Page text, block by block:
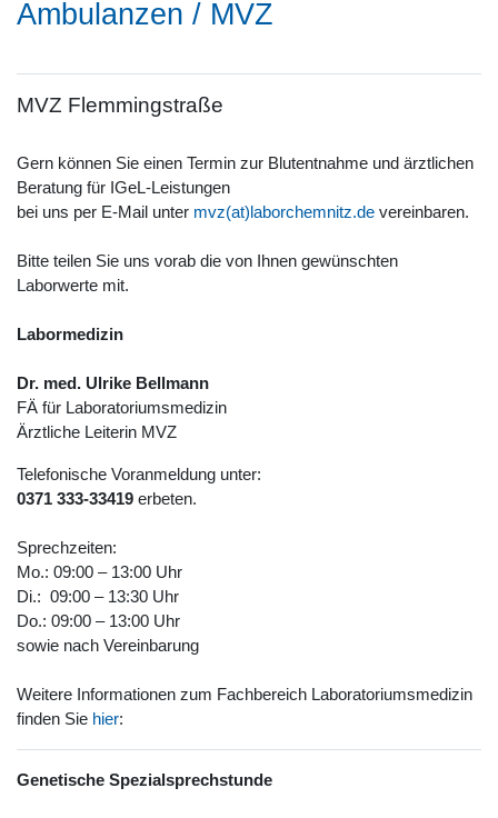
Ambulanzen / MVZ
MVZ Flemmingstraße
Gern können Sie einen Termin zur Blutentnahme und ärztlichen
Beratung für IGeL-Leistungen
bei uns per E-Mail unter mvz(at)laborchemnitz.de vereinbaren.
Bitte teilen Sie uns vorab die von Ihnen gewünschten
Laborwerte mit.
Labormedizin
Dr. med. Ulrike Bellmann
FÄ für Laboratoriumsmedizin
Ärztliche Leiterin MVZ
Telefonische Voranmeldung unter:
0371 333-33419 erbeten.
Sprechzeiten:
Mo.: 09:00 – 13:00 Uhr
Di.: 09:00 – 13:30 Uhr
Do.: 09:00 – 13:00 Uhr
sowie nach Vereinbarung
Weitere Informationen zum Fachbereich Laboratoriumsmedizin
finden Sie hier:
Genetische Spezialsprechstunde